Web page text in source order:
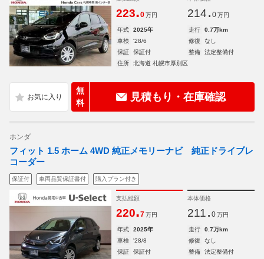
223.0 万円 214. 0 万円
年式 2025年 走行
0.7万km
車検
'28/6 修復
なし
保証
保証付 整備
法定整備付
住所
北海道 札幌市厚別区
無
料
見積もり・在庫確認
ホンダ
フィット 1.5 ホーム 4WD 純正メモリーナビ 純正ドライブレ
コーダー
保証付 車両品質保証書付 購入プラン付き
支払総額
220.7 万円
本体価格
211. 0 万円
年式 2025年 走行
0.7万km
車検
'28/8 修復
なし
保証
保証付 整備
法定整備付